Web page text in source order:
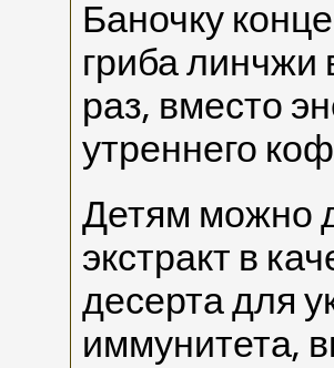
Баночку
гриба линчжи
раз, вместо
утреннего
Детям можно
экстракт в
десерта для
иммунитета,